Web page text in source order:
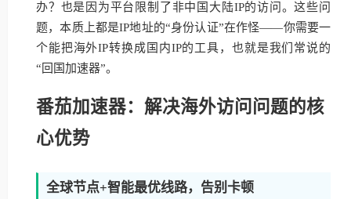
办？也是因为平台限制了非中国大陆IP的访问。这些问
题，本质上都是IP地址的“身份认证”在作怪——你需要一
个能把海外IP转换成国内IP的工具，也就是我们常说的
“回国加速器”。
番茄加速器：解决海外访问问题的核
心优势
全球节点+智能最优线路，告别卡顿